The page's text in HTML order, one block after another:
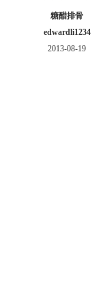
糖醋排骨
edwardli1234
2013-08-19